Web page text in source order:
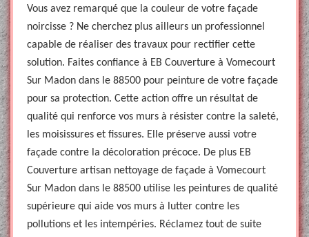
Vous avez remarqué que la couleur de votre façade
noircisse ? Ne cherchez plus ailleurs un professionnel
capable de réaliser des travaux pour rectifier cette
solution. Faites confiance à EB Couverture à Vomecourt
Sur Madon dans le 88500 pour peinture de votre façade
pour sa protection. Cette action offre un résultat de
qualité qui renforce vos murs à résister contre la saleté,
les moisissures et fissures. Elle préserve aussi votre
façade contre la décoloration précoce. De plus EB
Couverture artisan nettoyage de façade à Vomecourt
Sur Madon dans le 88500 utilise les peintures de qualité
supérieure qui aide vos murs à lutter contre les
pollutions et les intempéries. Réclamez tout de suite